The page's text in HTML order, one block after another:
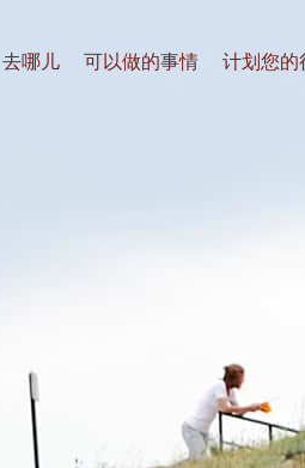
去哪儿 可以做的事情 计划您的